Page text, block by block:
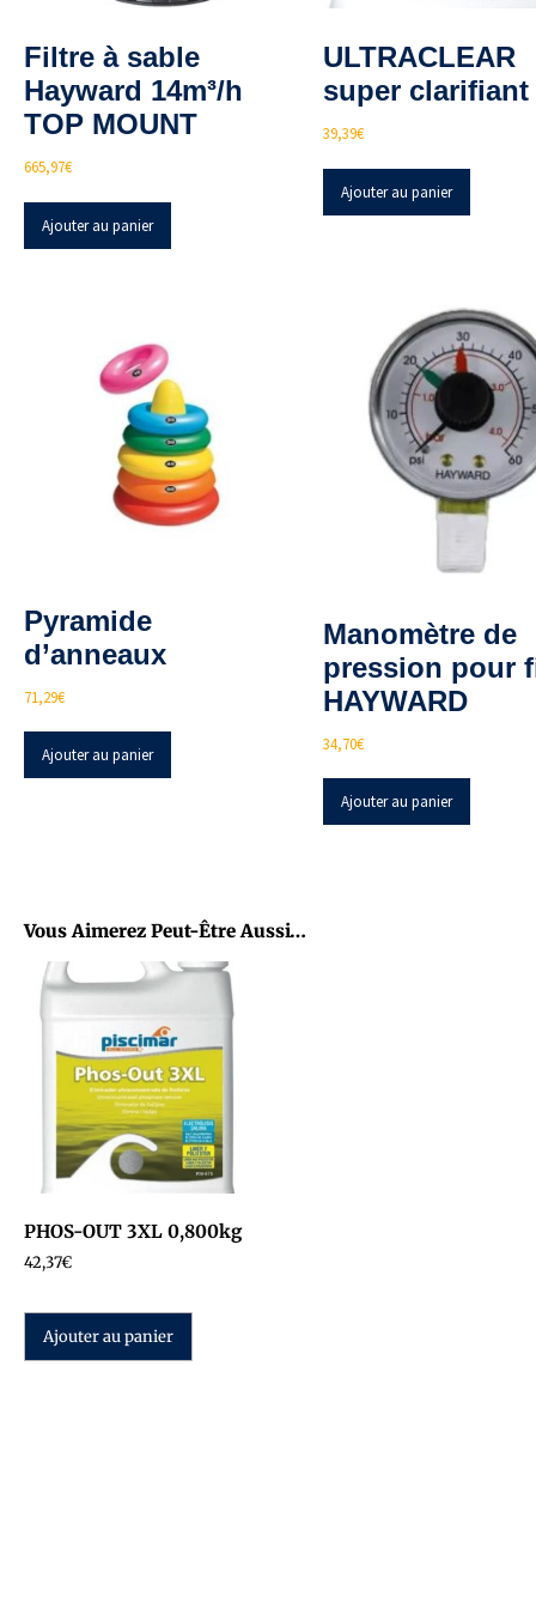
Filtre à sable
Hayward 14m³/h
TOP MOUNT
665,97€
Ajouter au panier
ULTRACLEAR
super clarifiant
39,39€
Ajouter au panier
Pyramide
d’anneaux
71,29€
Ajouter au panier
Manomètre de
pression pour
HAYWARD
34,70€
Ajouter au panier
Vous Aimerez Peut-Être Aussi…
PHOS-OUT 3XL 0,800kg
42,37€
Ajouter au panier